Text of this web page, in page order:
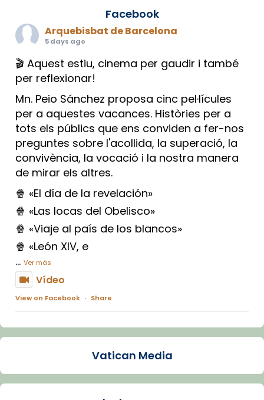
Facebook
Arquebisbat de Barcelona
5 days ago
🎬 Aquest estiu, cinema per gaudir i també
per reflexionar!
Mn. Peio Sánchez proposa cinc pel·lícules
per a aquestes vacances. Històries per a
tots els públics que ens conviden a fer-nos
preguntes sobre l'acollida, la superació, la
convivència, la vocació i la nostra manera
de mirar els altres.
🍿 «El día de la revelación»
🍿 «Las locas del Obelisco»
🍿 «Viaje al país de los blancos»
🍿 «León XIV, e
... Ver más
Vídeo
View on Facebook · Share
Arquebisbat de Barcelona
La Carmina va patir depressió. Fa gairebé
dos mesos, a l'Estadi Lluís Companys, la
Vatican Media